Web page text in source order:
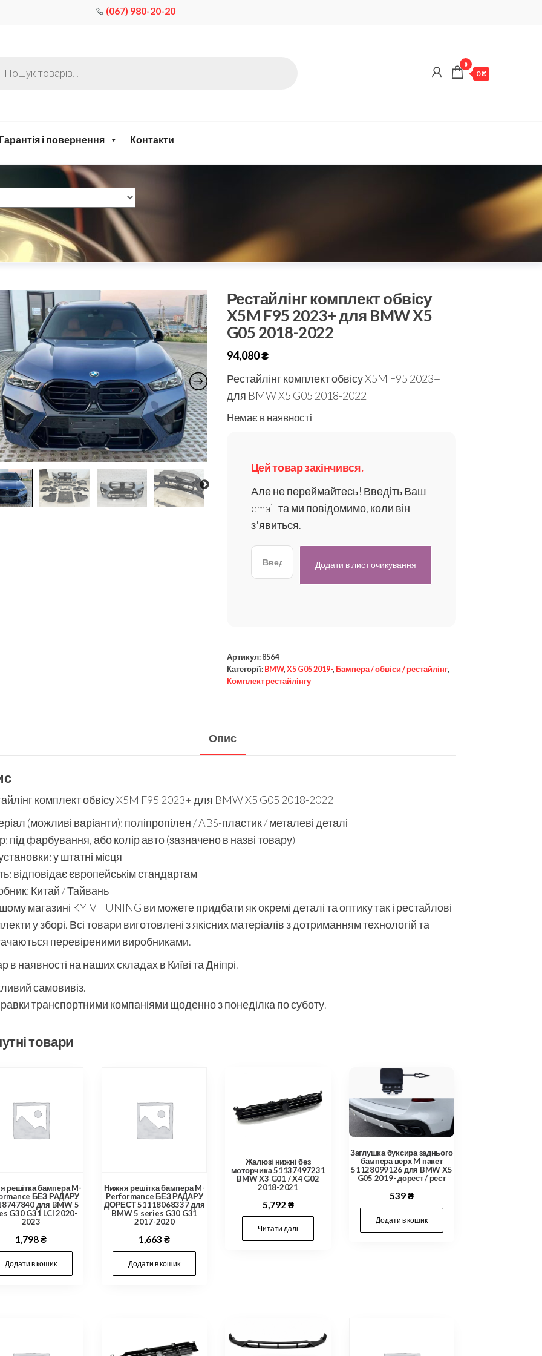
(067) 980-20-20
0
0 ₴
Гарантія і повернення Контакти
Рестайлінг комплект обвісу
X5M F95 2023+ для BMW X5
G05 2018-2022
94,080₴
Рестайлінг комплект обвісу X5M F95 2023+
для BMW X5 G05 2018-2022
Немає в наявності
Цей товар закінчився.
Але не переймайтесь! Введіть Ваш
email та ми повідомимо, коли він
з'явиться.
Артикул: 8564
Категорії: BMW, X5 G05 2019-, Бампера / обвіси / рестайлінг,
Комплект рестайлінгу
Опис
комплект обвісу X5M F95 2023+ для BMW X5 G05 2018-2022
(можливі варіанти): поліпропілен / ABS-пластик / металеві деталі
під фарбування, або колір авто (зазначено в назві товару)
у штатні місця
відповідає європейськім стандартам
Китай / Тайвань
магазині KYIV TUNING ви можете придбати як окремі деталі та оптику так і рестайлові
у зборі. Всі товари виготовлені з якісних матеріалів з дотриманням технологій та
перевіреними виробниками.
в наявності на наших складах в Київі та Дніпрі.
самовивіз.
транспортними компаніями щоденно з понеділка по суботу.
товари
решітка бампера M-
БЕЗ РАДАРУ
для BMW 5
G30 G31 LCI 2020-
2023
1,798₴
Додати в кошик
Нижня решітка бампера M-
Performance БЕЗ РАДАРУ
ДОРЕСТ 51118068337 для
BMW 5 series G30 G31
2017-2020
1,663₴
Додати в кошик
Жалюзі нижні без
моторчика 51137497231
BMW X3 G01 / X4 G02
2018-2021
5,792 ₴
Читати далі
Заглушка буксира заднього
бампера верх M пакет
51128099126 для BMW X5
G05 2019- дорест / рест
539₴
Додати в кошик